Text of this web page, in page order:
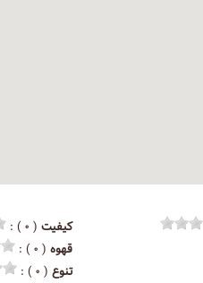
کیفیت ( ۰ ) :
قهوه ( ۰ ) :
تنوع ( ۰ ) :